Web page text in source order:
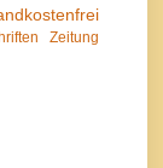
Zeitung